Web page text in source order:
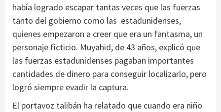
había logrado escapar tantas veces que las fuerzas
tanto del gobierno como las estadunidenses,
quienes empezaron a creer que era un fantasma, un
personaje ficticio. Muyahid, de 43 años, explicó que
las fuerzas estadunidenses pagaban importantes
cantidades de dinero para conseguir localizarlo, pero
logró siempre evadir la captura.
El portavoz talibán ha relatado que cuando era niño